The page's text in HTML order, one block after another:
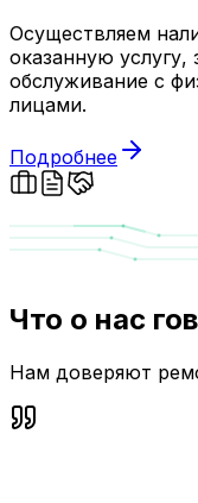
Осуществляем
оказанную
обслуживание с
лицами.
Подробнее
Что о нас
Нам доверяют